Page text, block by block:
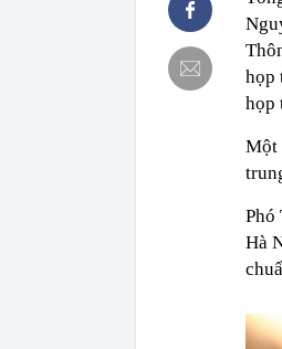
họp
họp
Một
Phó
Hà